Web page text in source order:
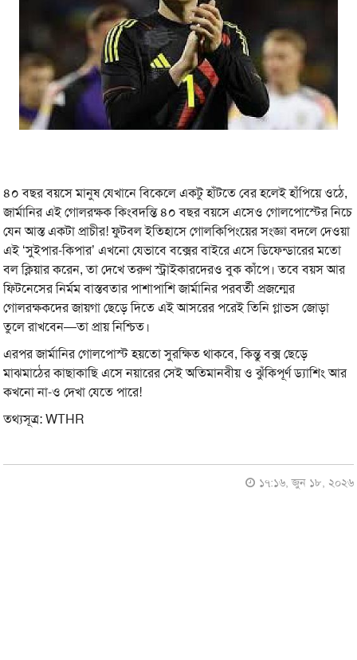
৪০ বছর বয়সে মানুষ যেখানে বিকেলে একটু হাঁটতে বের হলেই হাঁপিয়ে ওঠে,
জার্মানির এই গোলরক্ষক কিংবদন্তি ৪০ বছর বয়সে এসেও গোলপোস্টের নিচে
যেন আস্ত একটা প্রাচীর! ফুটবল ইতিহাসে গোলকিপিংয়ের সংজ্ঞা বদলে দেওয়া
এই ‘সুইপার-কিপার’ এখনো যেভাবে বক্সের বাইরে এসে ডিফেন্ডারের মতো
বল ক্লিয়ার করেন, তা দেখে তরুণ স্ট্রাইকারদেরও বুক কাঁপে। তবে বয়স আর
ফিটনেসের নির্মম বাস্তবতার পাশাপাশি জার্মানির পরবর্তী প্রজন্মের
গোলরক্ষকদের জায়গা ছেড়ে দিতে এই আসরের পরেই তিনি গ্লাভস জোড়া
তুলে রাখবেন—তা প্রায় নিশ্চিত।
এরপর জার্মানির গোলপোস্ট হয়তো সুরক্ষিত থাকবে, কিন্তু বক্স ছেড়ে
মাঝমাঠের কাছাকাছি এসে নয়ারের সেই অতিমানবীয় ও ঝুঁকিপূর্ণ ড্যাশিং আর
কখনো না-ও দেখা যেতে পারে!
তথ্যসূত্র: WTHR
১৭:১৬, জুন ১৮, ২০২৬